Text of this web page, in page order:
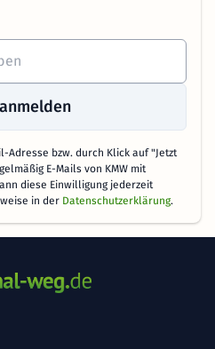
Adresse bzw. durch Klick auf "Jetzt
E-Mails von KMW mit
diese Einwilligung jederzeit
in der Datenschutzerklärung.